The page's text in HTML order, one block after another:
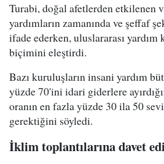
Turabi, doğal afetlerden etkilenen
yardımların zamanında ve şeffaf
ifade ederken, uluslararası yardım
biçimini eleştirdi.
Bazı kuruluşların insani yardım
yüzde 70'ini idari giderlere
oranın en fazla yüzde 30 ila 50
gerektiğini söyledi.
İklim toplantılarına davet